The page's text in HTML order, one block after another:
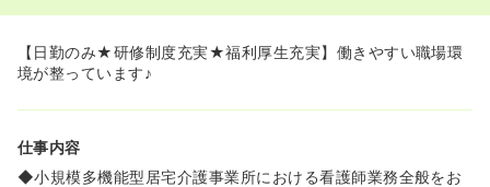
ただくことができます。
◆法人全体で働き方改革を実施しており、プライベートと
◆長期所得補償制度があり、怪我や病気をした際の給与
きます。
【日勤のみ★研修制度充実★福利厚生充実】働きやすい職場環
境が整っています♪
仕事内容
◆小規模多機能型居宅介護事業所における看護師業務全般をお